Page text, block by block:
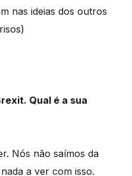
nas ideias dos outros
Qual é a sua
Nós não saímos da
a ver com isso.